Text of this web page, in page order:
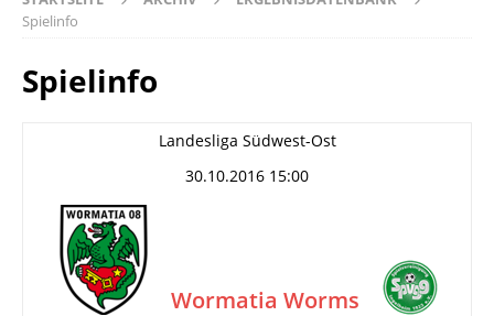
Spielinfo
Spielinfo
Landesliga Südwest-Ost
30.10.2016 15:00
Wormatia Worms